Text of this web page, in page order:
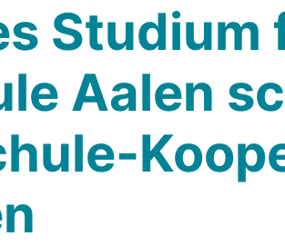
Studium
Aalen